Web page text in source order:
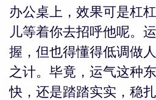
办公桌上，效果可是杠
儿等着你去招呼他呢。
握，但也得懂得低调做
之计。毕竟，运气这种
快，还是踏踏实实，稳